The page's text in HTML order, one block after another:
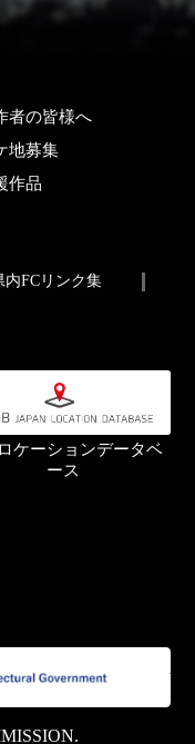
者の皆様へ
地募集
作品
内FCリンク集
ケーションデータベ
ース